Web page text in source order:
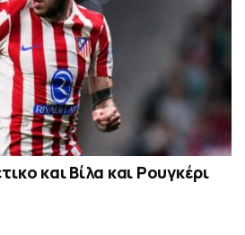
και Βίλα και Ρουγκέρι